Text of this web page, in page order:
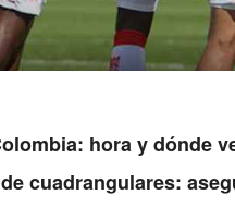
hora y dónde
cuadrangulares: